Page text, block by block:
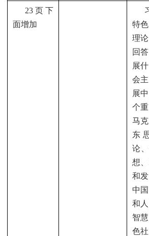
23 页下
面增加
特
理
回
展
会
展
个
马
东
论
想
和
中
和
智
色